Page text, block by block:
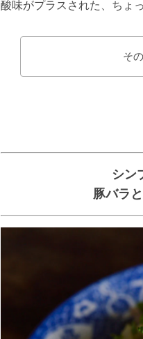
酸味がプラスされた、ちょ
そ
シン
豚バラ